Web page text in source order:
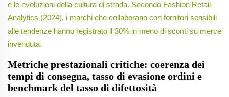
e le evoluzioni della cultura di strada. Secondo Fashion Retail
Analytics (2024), i marchi che collaborano con fornitori sensibili
alle tendenze hanno registrato il 30% in meno di sconti su merce
invenduta.
Metriche prestazionali critiche: coerenza dei
tempi di consegna, tasso di evasione ordini e
benchmark del tasso di difettosità